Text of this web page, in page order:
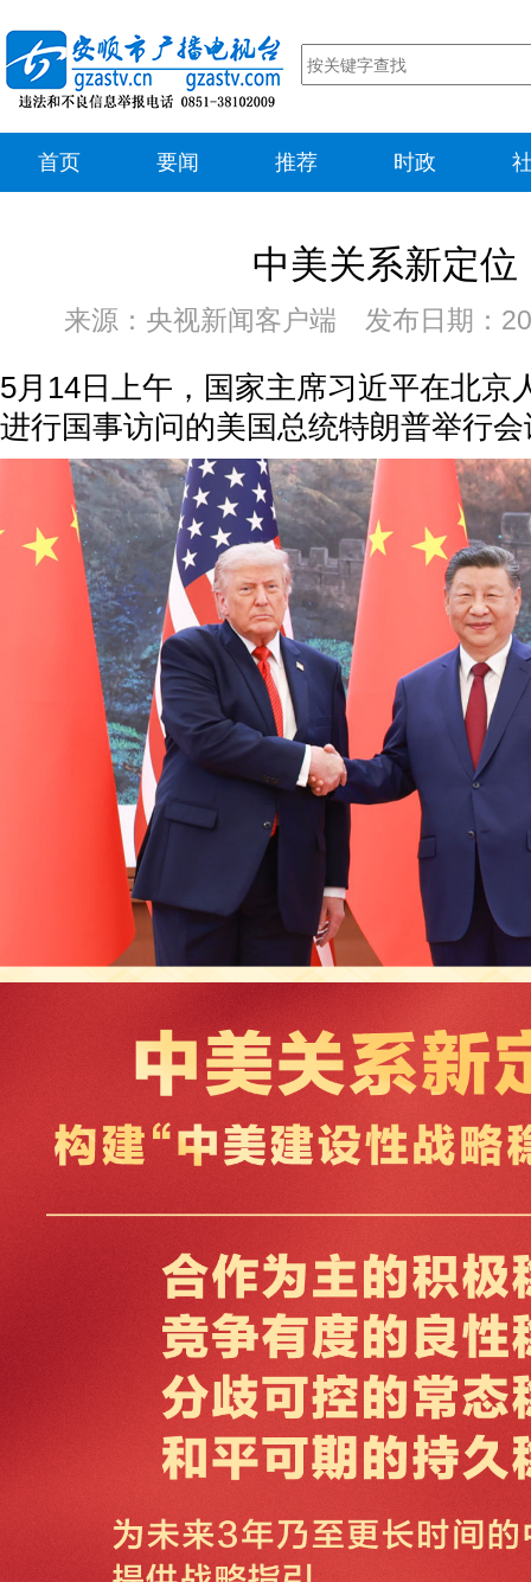
首页 要闻 推荐 时政
中美关系新定位
来源：央视新闻客户端 发布日期：
5月14日上午，国家主席习近平在北京
进行国事访问的美国总统特朗普举行会